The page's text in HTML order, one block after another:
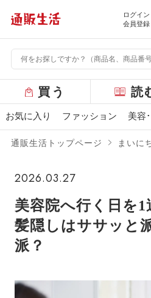
ログイン
会員登録
ー
バ
買う 読
お気に入り ファッション 美容
通販生活トップページ まいに
2026.03.27
美容院へ行く日を1
髪隠しはササッと
派？